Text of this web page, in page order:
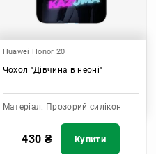
Huawei Honor 20
Чохол "Дівчина в неоні"
Матеріал: Прозорий силікон
430 ₴ Купити